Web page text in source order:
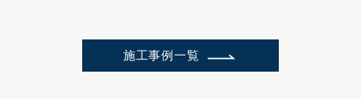
施工事例一覧